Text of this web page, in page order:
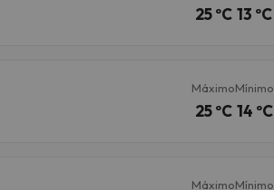
25 ºC 13 ºC
Máximo
25 ºC
Mínimo
14 ºC
MáximoMínimo